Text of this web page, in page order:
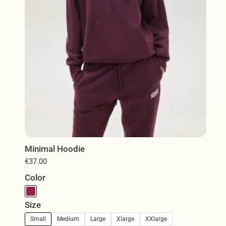
Minimal Hoodie
€37.00
Color
Size
Small Medium Large Xlarge XXlarge
σελίδα
του
προϊόντος